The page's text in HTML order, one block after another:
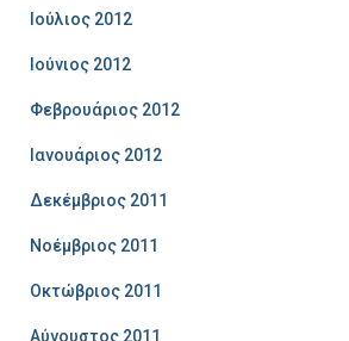
Ιούλιος 2012
Ιούνιος 2012
Φεβρουάριος 2012
Ιανουάριος 2012
Δεκέμβριος 2011
Νοέμβριος 2011
Οκτώβριος 2011
Αύγουστος 2011